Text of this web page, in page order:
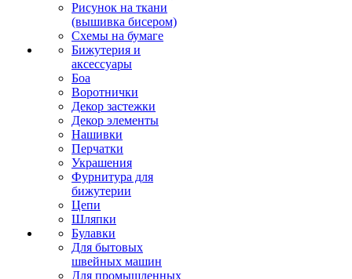
Рисунок на ткани
(вышивка бисером)
Схемы на бумаге
Бижутерия и
аксессуары
Боа
Воротнички
Декор застежки
Декор элементы
Нашивки
Перчатки
Украшения
Фурнитура для
бижутерии
Цепи
Шляпки
Булавки
Для бытовых
швейных машин
Для промышленных